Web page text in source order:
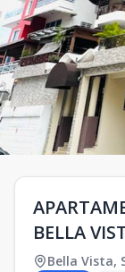
BELLA
Bella Vista,